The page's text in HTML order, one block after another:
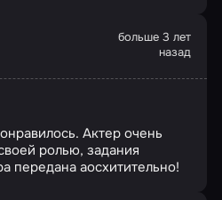
больше 3 лет
назад
Актер очень
ролью, задания
передана аосхитительно!